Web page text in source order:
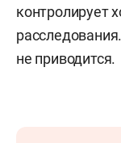
контролирует
не приводится.